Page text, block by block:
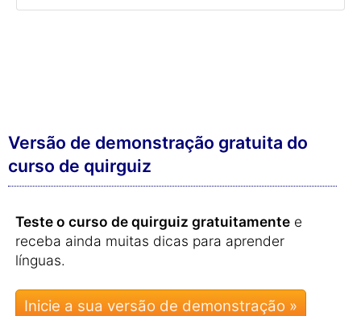
Versão de demonstração gratuita do
curso de quirguiz
Teste o curso de quirguiz gratuitamente e
receba ainda muitas dicas para aprender
línguas.